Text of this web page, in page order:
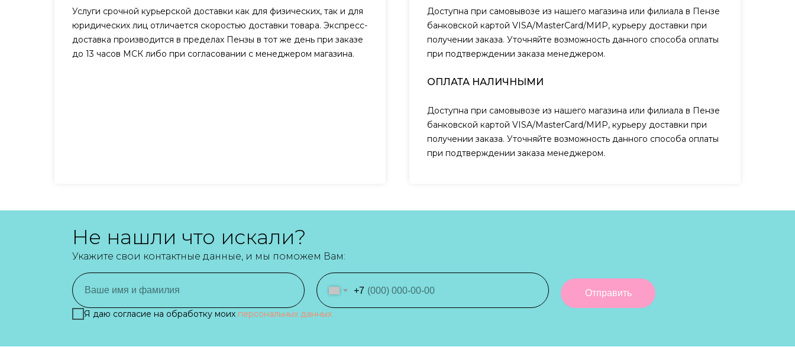
Услуги срочной курьерской доставки как для физических, так и для
юридических лиц отличается скоростью доставки товара. Экспресс-
доставка производится в пределах Пензы в тот же день при заказе
до 13 часов МСК либо при согласовании с менеджером магазина.
Доступна при самовывозе из нашего магазина или филиала в Пензе
банковской картой VISA/MasterCard/МИР, курьеру доставки при
получении заказа. Уточняйте возможность данного способа оплаты
при подтверждении заказа менеджером.
ОПЛАТА НАЛИЧНЫМИ
Доступна при самовывозе из нашего магазина или филиала в Пензе
банковской картой VISA/MasterCard/МИР, курьеру доставки при
получении заказа. Уточняйте возможность данного способа оплаты
при подтверждении заказа менеджером.
+7
Я даю согласие на обработку моих персональных данных
Отправить
Не нашли что искали?
Укажите свои контактные данные, и мы поможем Вам: